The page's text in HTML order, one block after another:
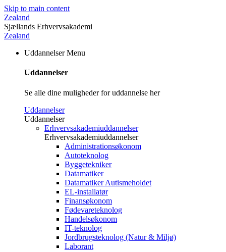
Skip to main content
Zealand
Sjællands Erhvervsakademi
Zealand
Uddannelser Menu
Uddannelser
Se alle dine muligheder for uddannelse her
Uddannelser
Uddannelser
Erhvervsakademiuddannelser
Erhvervsakademiuddannelser
Administrationsøkonom
Autoteknolog
Byggetekniker
Datamatiker
Datamatiker Autismeholdet
EL-installatør
Finansøkonom
Fødevareteknolog
Handelsøkonom
IT-teknolog
Jordbrugsteknolog (Natur & Miljø)
Laborant